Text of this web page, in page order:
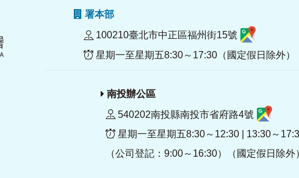
署本部
100210臺北市中正區福州街15號
星期一至星期五8:30～17:30（國定假日除外）
南投辦公區
540202南投縣南投市省府路4號
星期一至星期五8:30～12:30 | 13:30～
（公司登記：9:00～16:30）（國定假日除外）